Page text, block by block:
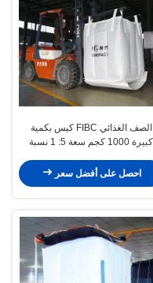
الصف الغذائي FIBC كيس بكمية
كبيرة 1000 كجم سعة 5: 1 نسبة
احصل على أفضل سعر